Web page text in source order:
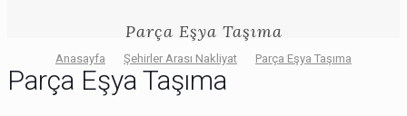
Parça Eşya Taşıma
Anasayfa Şehirler Arası Nakliyat Parça Eşya Taşıma
Parça Eşya Taşıma